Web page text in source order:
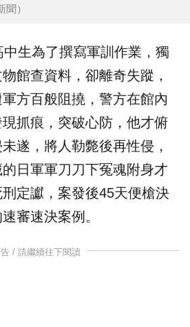
）
生為了撰寫軍訓 作業，獨
物館查資料，卻離奇失蹤 ，
方百般阻撓，警方在館內
抓痕，突破心防，他才俯
遂，將人勒斃後再性侵，
日軍軍刀刀下冤魂附身才
定讞，案發後45天便槍決
審速決案例。
/ 請繼續往下閱讀